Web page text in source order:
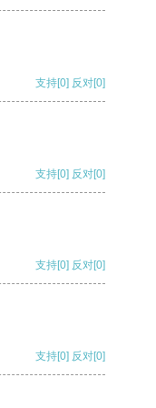
支持[0] 反对[0]
支持[0] 反对[0]
支持[0] 反对[0]
支持[0] 反对[0]